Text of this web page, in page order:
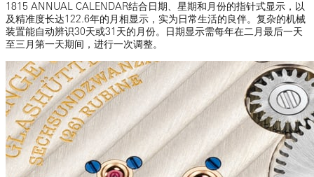
1815 ANNUAL CALENDAR结合日期、星期和月份的指针式显示，以
及精准度长达122.6年的月相显示，实为日常生活的良伴。复杂的机械
装置能自动辨识30天或31天的月份。日期显示需每年在二月最后一天
至三月第一天期间，进行一次调整。